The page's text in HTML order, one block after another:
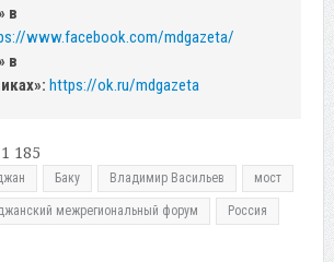
в
www.facebook.com/mdgazeta/
в
https://ok.ru/mdgazeta
1 185
Баку Владимир Васильев мост
межрегиональный форум Россия